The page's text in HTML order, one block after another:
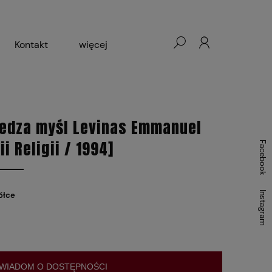
Kontakt więcej
myśl Levinas Emmanuel
Religii / 1994]
O DOSTĘPNOŚCI
Facebook
Instagram